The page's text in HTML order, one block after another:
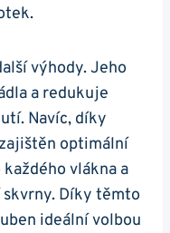
výhody.‍ Jeho
‌a ⁤redukuje
Navíc, díky
optimální
vlákna a
Díky ‌těmto
ideální​ volbou